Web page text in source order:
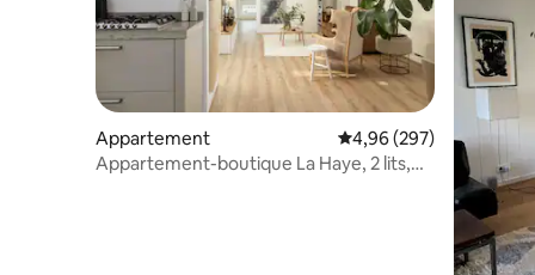
Appartement Évaluation moyenne
4,96 (297)
Appartement-boutique La Haye, 2 lits,